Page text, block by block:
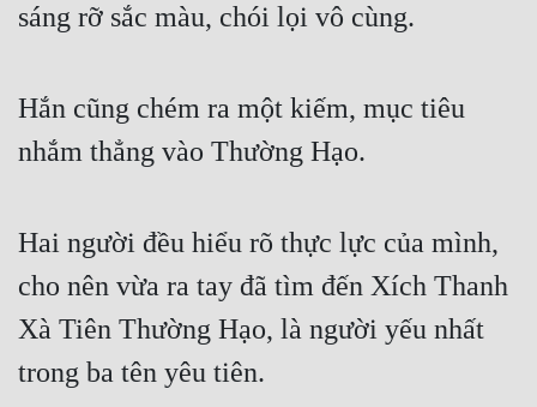
sáng rỡ sắc màu, chói lọi vô cùng.
Hắn cũng chém ra một kiếm, mục tiêu
nhắm thẳng vào Thường Hạo.
Hai người đều hiểu rõ thực lực của mình,
cho nên vừa ra tay đã tìm đến Xích Thanh
Xà Tiên Thường Hạo, là người yếu nhất
trong ba tên yêu tiên.